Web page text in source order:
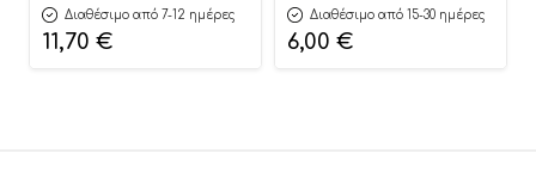
Παγούρι Ανοξείδωτο
500ml | Must
5205698741432
Διαθέσιμο από 7-12 ημέρες
11,70 €
Riniotis
Διαθέσιμο από 15-30 ημέρες
6,00 €